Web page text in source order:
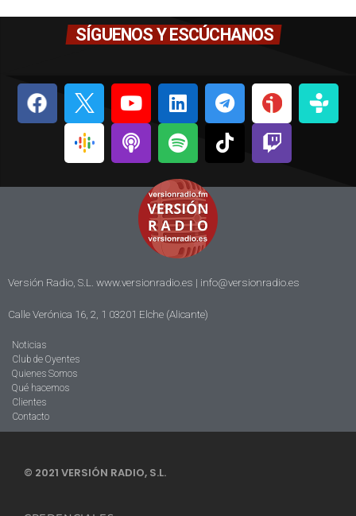
SÍGUENOS Y ESCÚCHANOS
Versión Radio, S.L. www.versionradio.es | info@versionradio.es
Calle Verónica 16, 2, 1 03201 Elche (Alicante)
Noticias
Club de Oyentes
Quienes Somos
Qué hacemos
Clientes
Contacto
© 2021 VERSIÓN RADIO, S.L.